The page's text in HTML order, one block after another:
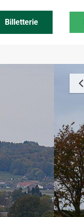
Billetterie